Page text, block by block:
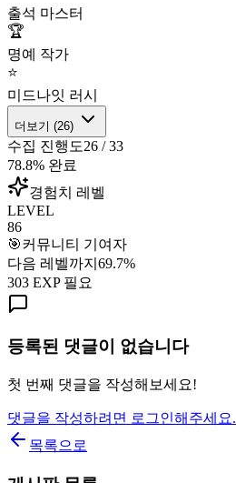
출석 마스터
🏆
명예 작가
⭐
미드나잇 러시
더보기 (26)
수집 진행도26 /33
78.8% 완료
경험치 레벨
LEVEL
86
🎯커뮤니티 기여자
다음 레벨까지 69.7%
303 EXP 필요
등록된 댓글이 없습니다
첫 번째 댓글을 작성해보세요!
댓글을 작성하려면 로그인해주세요.
목록으로